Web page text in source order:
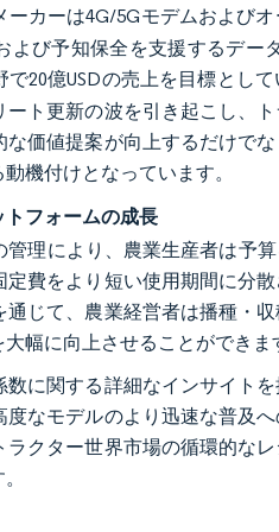
ーカーは4G/5Gモデムおよび
び予知保全を支援するデー
20億USDの売上を目標とし
ト更新の波を引き起こし、
価値提案が向上するだけで
機付けとなっています。
フォームの成長
管理により、農業生産者は予
費をより短い使用期間に分
じて、農業経営者は播種・
幅に向上させることができま
に関する詳細なインサイト
なモデルのより迅速な普及
クター世界市場の循環的な